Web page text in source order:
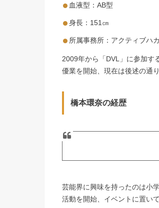
血液型：AB型
身長：151㎝
所属事務所：アクティブハ
2009年から「DVL」に参加す
優業を開始、現在は後述の通
橋本環奈の経歴
芸能界に興味を持ったのは小
活動を開始、イベントに置い